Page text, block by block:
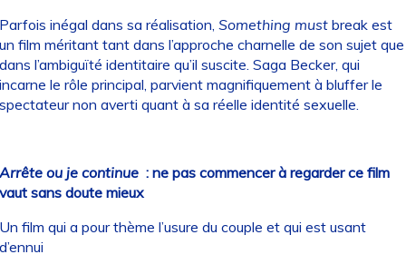
inégal dans sa réalisation, Something mustbreak est
film méritant tant dans l’approche charnelle de son sujet que
l’ambiguïté identitaire qu’il suscite. Saga Becker, qui
le rôle principal, parvient magnifiquement à bluffer le
non averti quant à sa réelle identité sexuelle.
ou je continue : ne pas commencer à regarder ce film
sans doute mieux
film qui a pour thème l’usure du couple et qui est usant